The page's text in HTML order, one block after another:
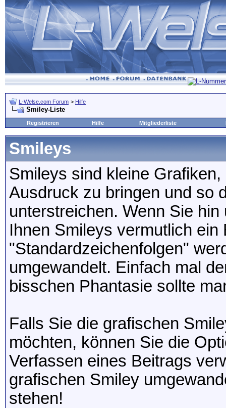
L-Welse.com Forum > Hilfe
Smiley-Liste
Registrieren Hilfe Mitgliederliste
Smileys
Smileys sind kleine
Ausdruck zu bringen und so
unterstreichen. Wenn Sie
Ihnen Smileys vermutlich ein
"Standardzeichenfolgen"
umgewandelt. Einfach mal
bisschen Phantasie sollte
Falls Sie die grafischen
möchten, können Sie die
Verfassen eines Beitrags
grafischen Smiley
stehen!